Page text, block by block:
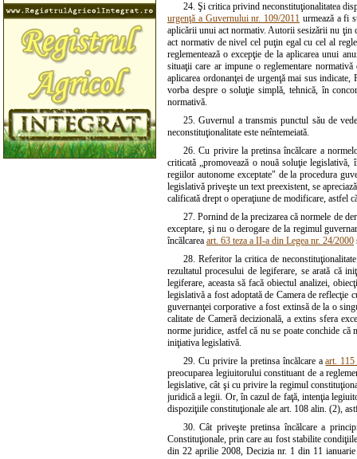
24. Şi critica privind neconstituţionalitatea
urgenţă a Guvernului nr. 109/2011 urmează a fi
aplicării unui act normativ. Autorii sesizării nu ţin
act normativ de nivel cel puţin egal cu cel al
reglementează o excepţie de la aplicarea unui
situaţii care ar impune o reglementare
aplicarea ordonanţei de urgenţă mai sus
vorba despre o soluţie simplă, tehnică, în
normativă.
25. Guvernul a transmis punctul său de
neconstituţionalitate este neîntemeiată.
26. Cu privire la pretinsa încălcare a
criticată „promovează o nouă soluţie
regiilor autonome exceptate" de la procedura
legislativă priveşte un text preexistent, se
calificată drept o operaţiune de modificare, astfel
27. Pornind de la precizarea că normele de
exceptare, şi nu o derogare de la regimul
încălcarea art. 63 teza a II-a din Legea nr. 24/2000
28. Referitor la critica de
rezultatul procesului de legiferare, se arată că
legiferare, aceasta să facă obiectul analizei,
legislativă a fost adoptată de Camera de
guvernanţei corporative a fost extinsă de la o
calitate de Cameră decizională, a extins sfera
norme juridice, astfel că nu se poate conchide că
iniţiativa legislativă.
29. Cu privire la pretinsa încălcare aart.
preocuparea legiuitorului constituant de a
legislative, cât şi cu privire la regimul
juridică a legii. Or, în cazul de faţă, intenţia
dispoziţiile constituţionale ale art. 108 alin. (2),
30. Cât priveşte pretinsa încălcare a
Constituţionale, prin care au fost stabilite
din 22 aprilie 2008, Decizia nr. 1 din 11